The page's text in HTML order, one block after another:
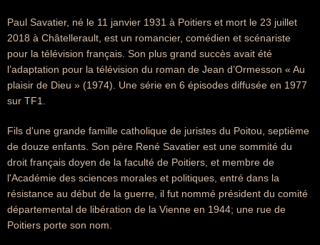
Paul Savatier, né le 11 janvier 1931 à Poitiers et mort le 23 juillet
2018 à Châtellerault, est un romancier, comédien et scénariste
pour la télévision français. Son plus grand succès avait été
l’adaptation pour la télévision du roman de Jean d’Ormesson « Au
plaisir de Dieu » (1974). Une série en 6 épisodes diffusée en 1977
sur TF1.
Fils d'une grande famille catholique de juristes du Poitou, septième
de douze enfants. Son père René Savatier est une sommité du
droit français doyen de la faculté de Poitiers, et membre de
l'Académie des sciences morales et politiques, entré dans la
résistance au début de la guerre, il fut nommé président du comité
départemental de libération de la Vienne en 1944; une rue de
Poitiers porte son nom.